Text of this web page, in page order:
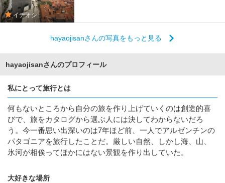
イチオシ
hayaojisanさんの写真をもっと見る
hayaojisanさんのプロフィール
私にとって旅行とは
何もないところから自分の旅を作り上げていくのは創造的喜
びで、旅をカタログから選ぶ人には決してわからないだろ
う。今一番思い出深いのは7年ほど前、一人でアルゼンチンの
パタゴニアを旅行したことだ。厳しい自然、しかし海、山、
氷河が相俟ってほかにはない景観を作り出していた。
大好きな場所